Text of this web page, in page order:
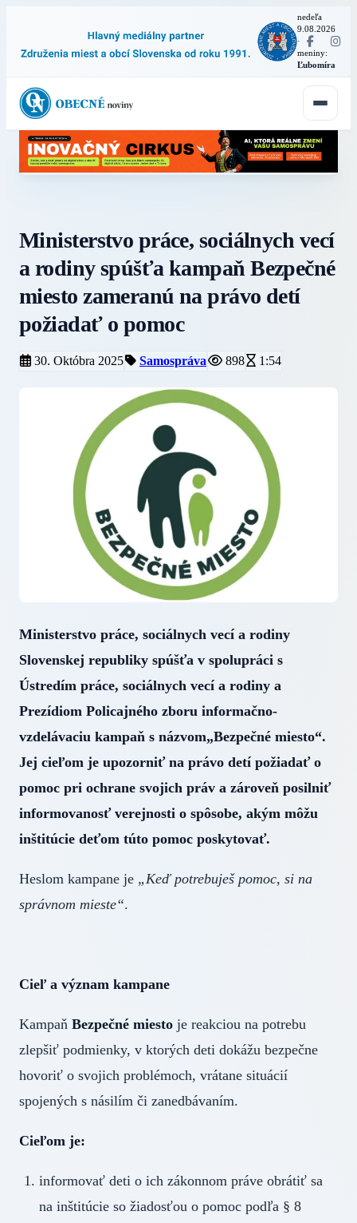
nedeľa
9.08.2026
·
meniny:
Ľubomíra
Ministerstvo práce, sociálnych vecí
a rodiny spúšťa kampaň Bezpečné
miesto zameranú na právo detí
požiadať o pomoc
30. Októbra 2025 Samospráva 898 1:54
Ministerstvo práce, sociálnych vecí a rodiny
Slovenskej republiky spúšťa v spolupráci s
Ústredím práce, sociálnych vecí a rodiny a
Prezídiom Policajného zboru informačno-
vzdelávaciu kampaň s názvom„Bezpečné miesto“.
Jej cieľom je upozorniť na právo detí požiadať o
pomoc pri ochrane svojich práv a zároveň posilniť
informovanosť verejnosti o spôsobe, akým môžu
inštitúcie deťom túto pomoc poskytovať.
Heslom kampane je „Keď potrebuješ pomoc, si na
správnom mieste“.
Cieľ a význam kampane
Kampaň Bezpečné miesto je reakciou na potrebu
zlepšiť podmienky, v ktorých deti dokážu bezpečne
hovoriť o svojich problémoch, vrátane situácií
spojených s násilím či zanedbávaním.
Cieľom je:
informovať deti o ich zákonnom práve obrátiť sa
na inštitúcie so žiadosťou o pomoc podľa § 8